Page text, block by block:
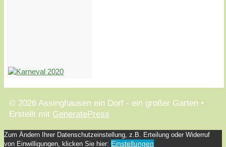
© 2026 Assinghausen ein Dorf - ein großer Garten •
Erstellt mit GeneratePress
Zum Ändern Ihrer Datenschutzeinstellung, z.B. Erteilung oder Widerruf
von Einwilligungen, klicken Sie hier: Einstellungen